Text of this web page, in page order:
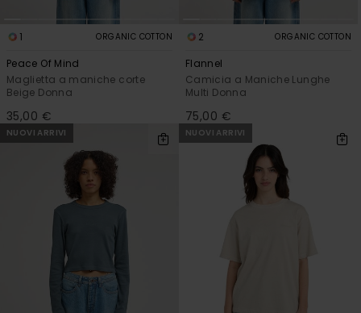
1 ORGANIC COTTON
Peace Of Mind
Maglietta a maniche corte
Beige Donna
35,00 €
2 ORGANIC COTTON
Flannel
Camicia a Maniche Lunghe
Multi Donna
75,00 €
NUOVI ARRIVI NUOVI ARRIVI